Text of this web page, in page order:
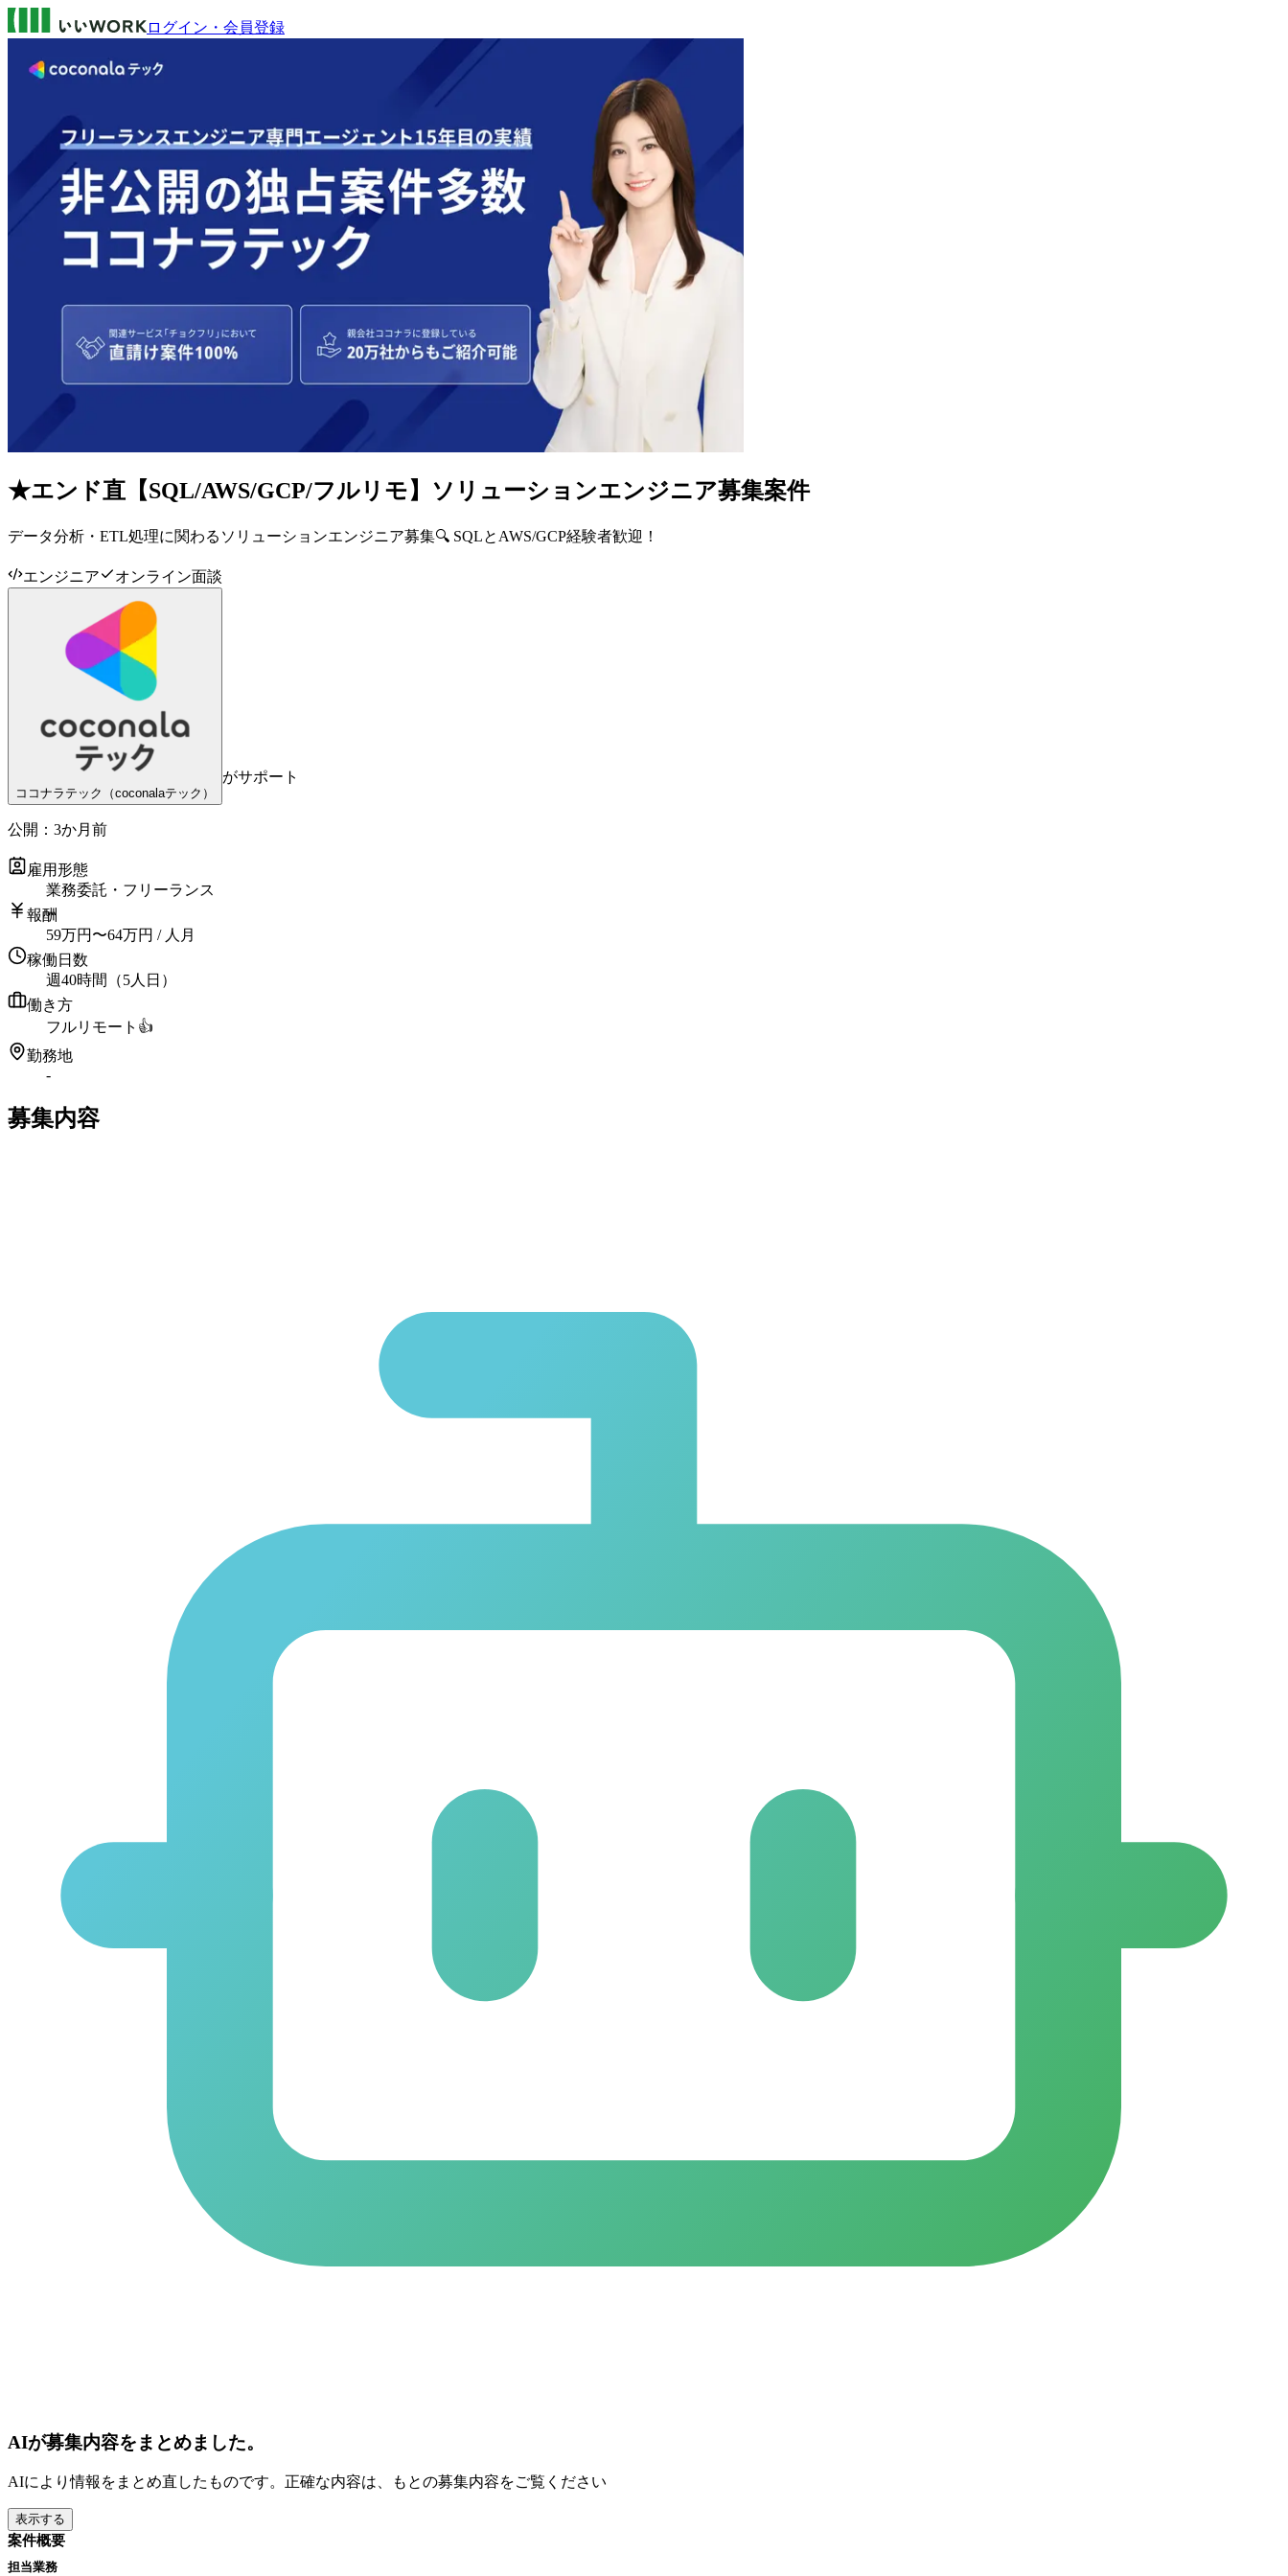
ログイン・会員登録
★エンド直【SQL/AWS/GCP/フルリモ】ソリューションエンジニア募集案件
データ分析・ETL処理に関わるソリューションエンジニア募集🔍 SQLとAWS/GCP経験者歓迎！
エンジニア オンライン面談
ココナラテック（coconalaテック）
がサポート
公開： 3か月前
雇用形態
業務委託・フリーランス
報酬
59万円 〜64万円 / 人月
稼働日数
週40時間（5人日）
働き方
フルリモート 👍
勤務地
-
募集内容
AIが募集内容をまとめました。
AIにより情報をまとめ直したものです。正確な内容は、もとの募集内容をご覧ください
表示する
案件概要
担当業務